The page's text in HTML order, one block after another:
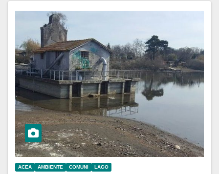
ACEA AMBIENTE COMUNI LAGO